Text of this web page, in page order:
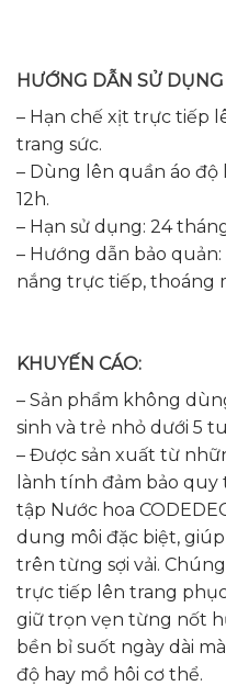
HƯỚNG DẪN SỬ
– Hạn chế xịt trực tiếp
trang sức.
– Dùng lên quần áo
12h.
– Hạn sử dụng: 24
– Hướng dẫn bảo
nắng trực tiếp, thoáng
KHUYẾN CÁO:
– Sản phẩm không
sinh và trẻ nhỏ dưới 5
– Được sản xuất từ
lành tính đảm bảo
tập Nước hoa
dung môi đặc biệt,
trên từng sợi vải.
trực tiếp lên trang phục
giữ trọn vẹn từng nốt
bền bỉ suốt ngày dài
độ hay mồ hôi cơ thể.